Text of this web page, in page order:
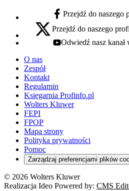
facebook - otwiera się w nowej
Przejdź do naszego
x - otwiera się w nowej karcie
Przejdź do naszego
youtube - otwiera się w nowej
Odwiedź nasz
O nas
Zespół
Kontakt
Regulamin
Księgarnia Profinfo.pl
Wolters Kluwer
FEPI
FPOP
Mapa strony
Polityka prywatności
Pomoc
Zarządzaj preferencjami plików
© 2026 Wolters Kluwer
Realizacja Ideo Powered by: CMS